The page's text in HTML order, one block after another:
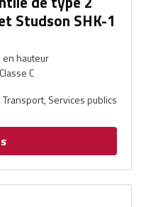
Studson SHK-1
en hauteur
Classe C
Services publics